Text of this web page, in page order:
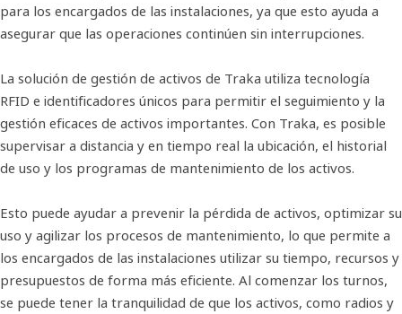
para los encargados de las instalaciones, ya que esto ayuda a
asegurar que las operaciones continúen sin interrupciones.
La solución de gestión de activos de Traka utiliza tecnología
RFID e identificadores únicos para permitir el seguimiento y la
gestión eficaces de activos importantes. Con Traka, es posible
supervisar a distancia y en tiempo real la ubicación, el historial
de uso y los programas de mantenimiento de los activos.
Esto puede ayudar a prevenir la pérdida de activos, optimizar su
uso y agilizar los procesos de mantenimiento, lo que permite a
los encargados de las instalaciones utilizar su tiempo, recursos y
presupuestos de forma más eficiente. Al comenzar los turnos,
se puede tener la tranquilidad de que los activos, como radios y